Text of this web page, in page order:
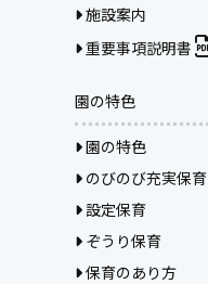
施設案内
重要事項説明書
園の特色
園の特色
のびのび充実保育
設定保育
ぞうり保育
保育のあり方